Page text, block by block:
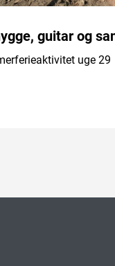
guitar og
uge 29